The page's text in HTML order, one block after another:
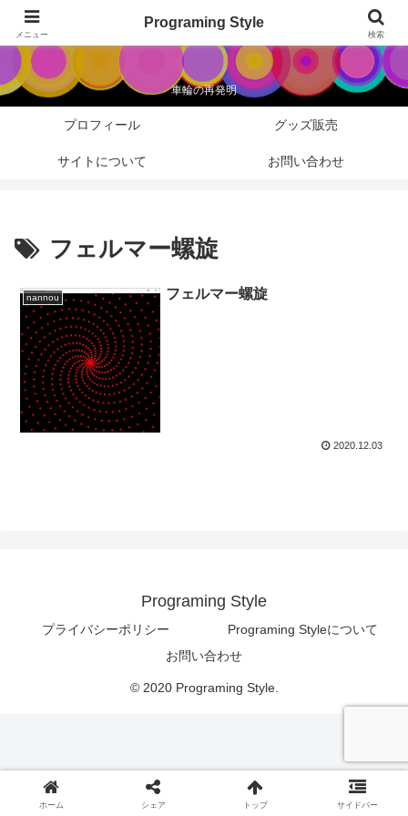
Programing Style
車輪の再発明
プロフィール グッズ販売
サイトについて お問い合わせ
フェルマー螺旋
nannou フェルマー螺旋
2020.12.03
Programing Style
プライバシーポリシー
Programing Styleについて
お問い合わせ
© 2020 Programing Style.
メニュー
Programing Style
検索
ホーム シェア トップ サイドバー